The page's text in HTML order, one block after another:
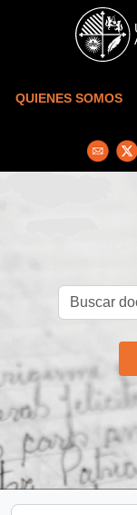
Skip to main content
QUIENES SOMOS